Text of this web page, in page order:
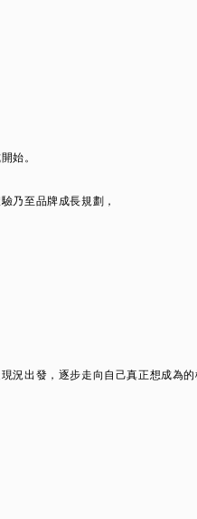
始。
乃至品牌成長規劃，
況出發，逐步走向自己真正想成為